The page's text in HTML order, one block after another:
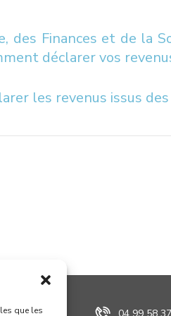
que les
des Finances et de la
déclarer vos
les revenus issus